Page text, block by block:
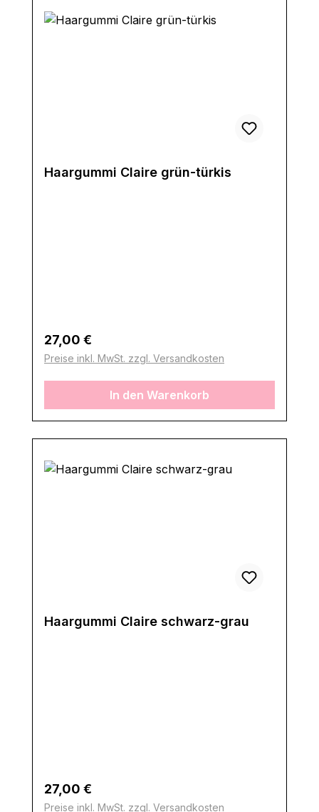
Haargummi Claire grün-türkis
Regulärer Preis:
27,00 €
Preise inkl. MwSt. zzgl. Versandkosten
In den Warenkorb
Haargummi Claire schwarz-grau
Regulärer Preis:
27,00 €
Preise inkl. MwSt. zzgl. Versandkosten